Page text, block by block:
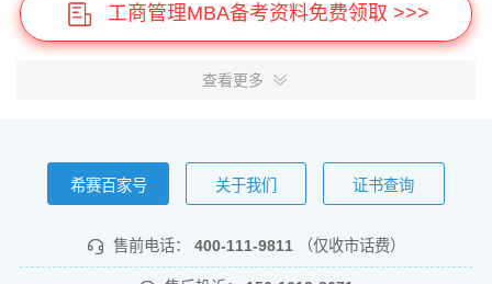
工商管理MBA备考资料免费领取 >>>
查看更多
希赛百家号 关于我们 证书查询
售前电话： 400-111-9811 （仅收市话费）